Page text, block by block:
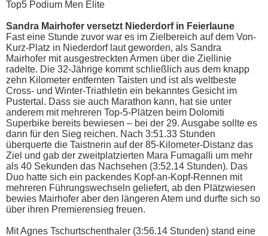
Top5 Podium Men Elite
Sandra Mairhofer versetzt Niederdorf in Feierlaune
Fast eine Stunde zuvor war es im Zielbereich auf dem Von-
Kurz-Platz in Niederdorf laut geworden, als Sandra
Mairhofer mit ausgestreckten Armen über die Ziellinie
radelte. Die 32-Jährige kommt schließlich aus dem knapp
zehn Kilometer entfernten Taisten und ist als weltbeste
Cross- und Winter-Triathletin ein bekanntes Gesicht im
Pustertal. Dass sie auch Marathon kann, hat sie unter
anderem mit mehreren Top-5-Plätzen beim Dolomiti
Superbike bereits bewiesen – bei der 29. Ausgabe sollte es
dann für den Sieg reichen. Nach 3:51.33 Stunden
überquerte die Taistnerin auf der 85-Kilometer-Distanz das
Ziel und gab der zweitplatzierten Mara Fumagalli um mehr
als 40 Sekunden das Nachsehen (3:52.14 Stunden). Das
Duo hatte sich ein packendes Kopf-an-Kopf-Rennen mit
mehreren Führungswechseln geliefert, ab den Plätzwiesen
bewies Mairhofer aber den längeren Atem und durfte sich so
über ihren Premierensieg freuen.
Mit Agnes Tschurtschenthaler (3:56.14 Stunden) stand eine